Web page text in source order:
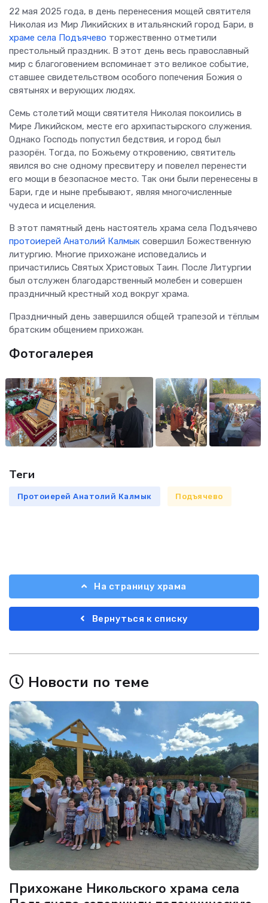
22 мая 2025 года, в день перенесения мощей святителя
Николая из Мир Ликийских в итальянский город Бари, в
храме села Подъячево торжественно отметили
престольный праздник. В этот день весь православный
мир с благоговением вспоминает это великое событие,
ставшее свидетельством особого попечения Божия о
святынях и верующих людях.
Семь столетий мощи святителя Николая покоились в
Мире Ликийском, месте его архипастырского служения.
Однако Господь попустил бедствия, и город был
разорён. Тогда, по Божьему откровению, святитель
явился во сне одному пресвитеру и повелел перенести
его мощи в безопасное место. Так они были перенесены в
Бари, где и ныне пребывают, являя многочисленные
чудеса и исцеления.
В этот памятный день настоятель храма села Подъячево
протоиерей Анатолий Калмык совершил Божественную
литургию. Многие прихожане исповедались и
причастились Святых Христовых Таин. После Литургии
был отслужен благодарственный молебен и совершен
праздничный крестный ход вокруг храма.
Праздничный день завершился общей трапезой и тёплым
братским общением прихожан.
Фотогалерея
Теги
Протоиерей Анатолий Калмык Подъячево
На страницу храма
Вернуться к списку
Новости по теме
Прихожане Никольского храма села